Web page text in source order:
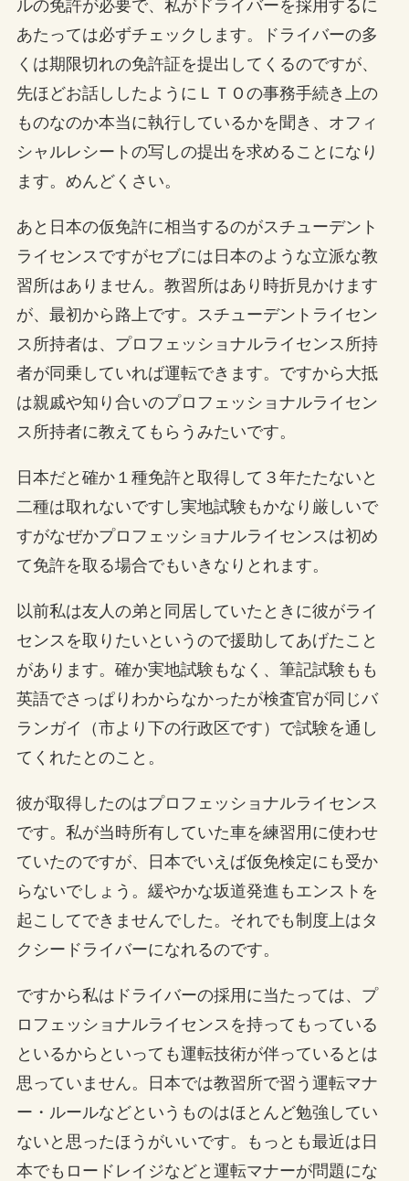
ルの免許が必要で、私がドライバーを採用するに
あたっては必ずチェックします。ドライバーの多
くは期限切れの免許証を提出してくるのですが、
先ほどお話ししたようにＬＴＯの事務手続き上の
ものなのか本当に執行しているかを聞き、オフィ
シャルレシートの写しの提出を求めることになり
ます。めんどくさい。
あと日本の仮免許に相当するのがスチューデント
ライセンスですがセブには日本のような立派な教
習所はありません。教習所はあり時折見かけます
が、最初から路上です。スチューデントライセン
ス所持者は、プロフェッショナルライセンス所持
者が同乗していれば運転できます。ですから大抵
は親戚や知り合いのプロフェッショナルライセン
ス所持者に教えてもらうみたいです。
日本だと確か１種免許と取得して３年たたないと
二種は取れないですし実地試験もかなり厳しいで
すがなぜかプロフェッショナルライセンスは初め
て免許を取る場合でもいきなりとれます。
以前私は友人の弟と同居していたときに彼がライ
センスを取りたいというので援助してあげたこと
があります。確か実地試験もなく、筆記試験もも
英語でさっぱりわからなかったが検査官が同じバ
ランガイ（市より下の行政区です）で試験を通し
てくれたとのこと。
彼が取得したのはプロフェッショナルライセンス
です。私が当時所有していた車を練習用に使わせ
ていたのですが、日本でいえば仮免検定にも受か
らないでしょう。緩やかな坂道発進もエンストを
起こしてできませんでした。それでも制度上はタ
クシードライバーになれるのです。
ですから私はドライバーの採用に当たっては、プ
ロフェッショナルライセンスを持ってもっている
といるからといっても運転技術が伴っているとは
思っていません。日本では教習所で習う運転マナ
ー・ルールなどというものはほとんど勉強してい
ないと思ったほうがいいです。もっとも最近は日
本でもロードレイジなどと運転マナーが問題にな